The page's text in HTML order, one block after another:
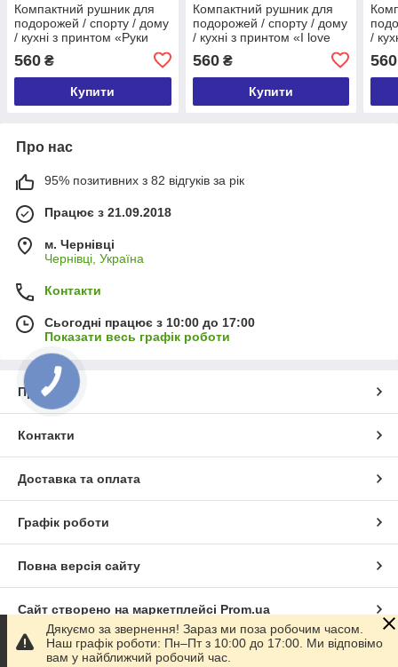
Компактний рушник для
подорожей / спорту / дому
/ кухні з принтом «Руки
560 ₴
Купити
Компактний рушник для
подорожей / спорту / дому
/ кухні з принтом «I love
you to the moon and back»
80х50 см
560₴
Купити
/
560
Про нас
95% позитивних з 82 відгуків за рік
Працює з 21.09.2018
м. Чернівці
Чернівці, Україна
Контакти
Сьогодні працює з 10:00 до 17:00
Показати весь графік роботи
Про нас
Контакти
Доставка та оплата
Графік роботи
Повна версія сайту
Сайт створено на маркетплейсі Prom.ua
Політика конфіденційності
Дякуємо за звернення! Зараз ми поза робочим часом.
Наш графік роботи: Пн–Пт з 10:00 до 17:00. Ми відповімо
вам у найближчий робочий час.